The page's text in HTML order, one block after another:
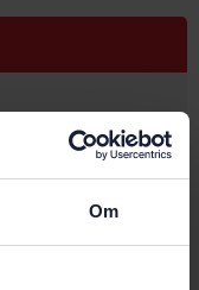
Om